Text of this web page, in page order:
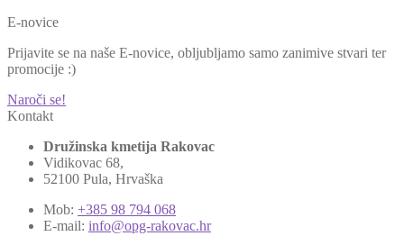
E-novice
Prijavite se na naše E-novice, obljubljamo samo zanimive stvari ter
promocije :)
Naroči se!
Kontakt
Družinska kmetija Rakovac
Vidikovac 68,
52100 Pula, Hrvaška
Mob: +385 98 794 068
E-mail: info@opg-rakovac.hr